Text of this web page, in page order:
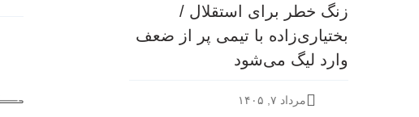
زنگ خطر برای استقلال /
بختیاری‌زاده با تیمی پر از ضعف
وارد لیگ می‌شود
مرداد ۷, ۱۴۰۵